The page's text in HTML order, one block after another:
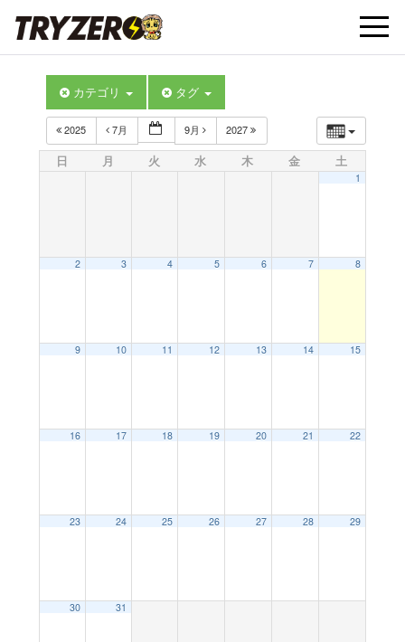
t
カテゴリ タグ
2025 7月 9月 2027
日 月 火 水 木 金 土
1
2 3 4 5 6 7 8
9 10 11 12 13 14 15
16 17 18 19 20 21 22
23 24 25 26 27 28 29
30 31